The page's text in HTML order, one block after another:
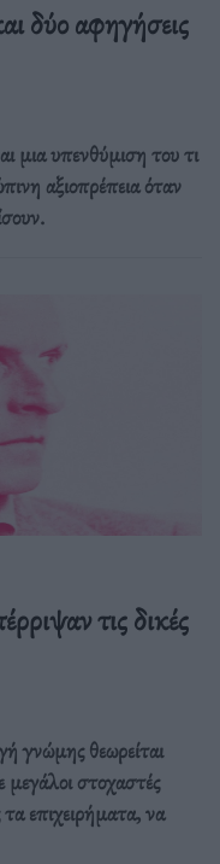
δύο αφηγήσεις
μια υπενθύμιση του τι
αξιοπρέπεια όταν
τις δικές
γνώμης θεωρείται
στοχαστές
επιχειρήματα, να